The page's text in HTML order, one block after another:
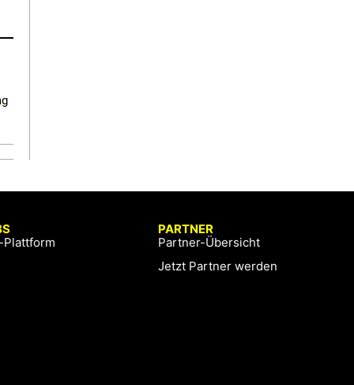
PARTNER
Partner-Übersicht
Jetzt Partner werden